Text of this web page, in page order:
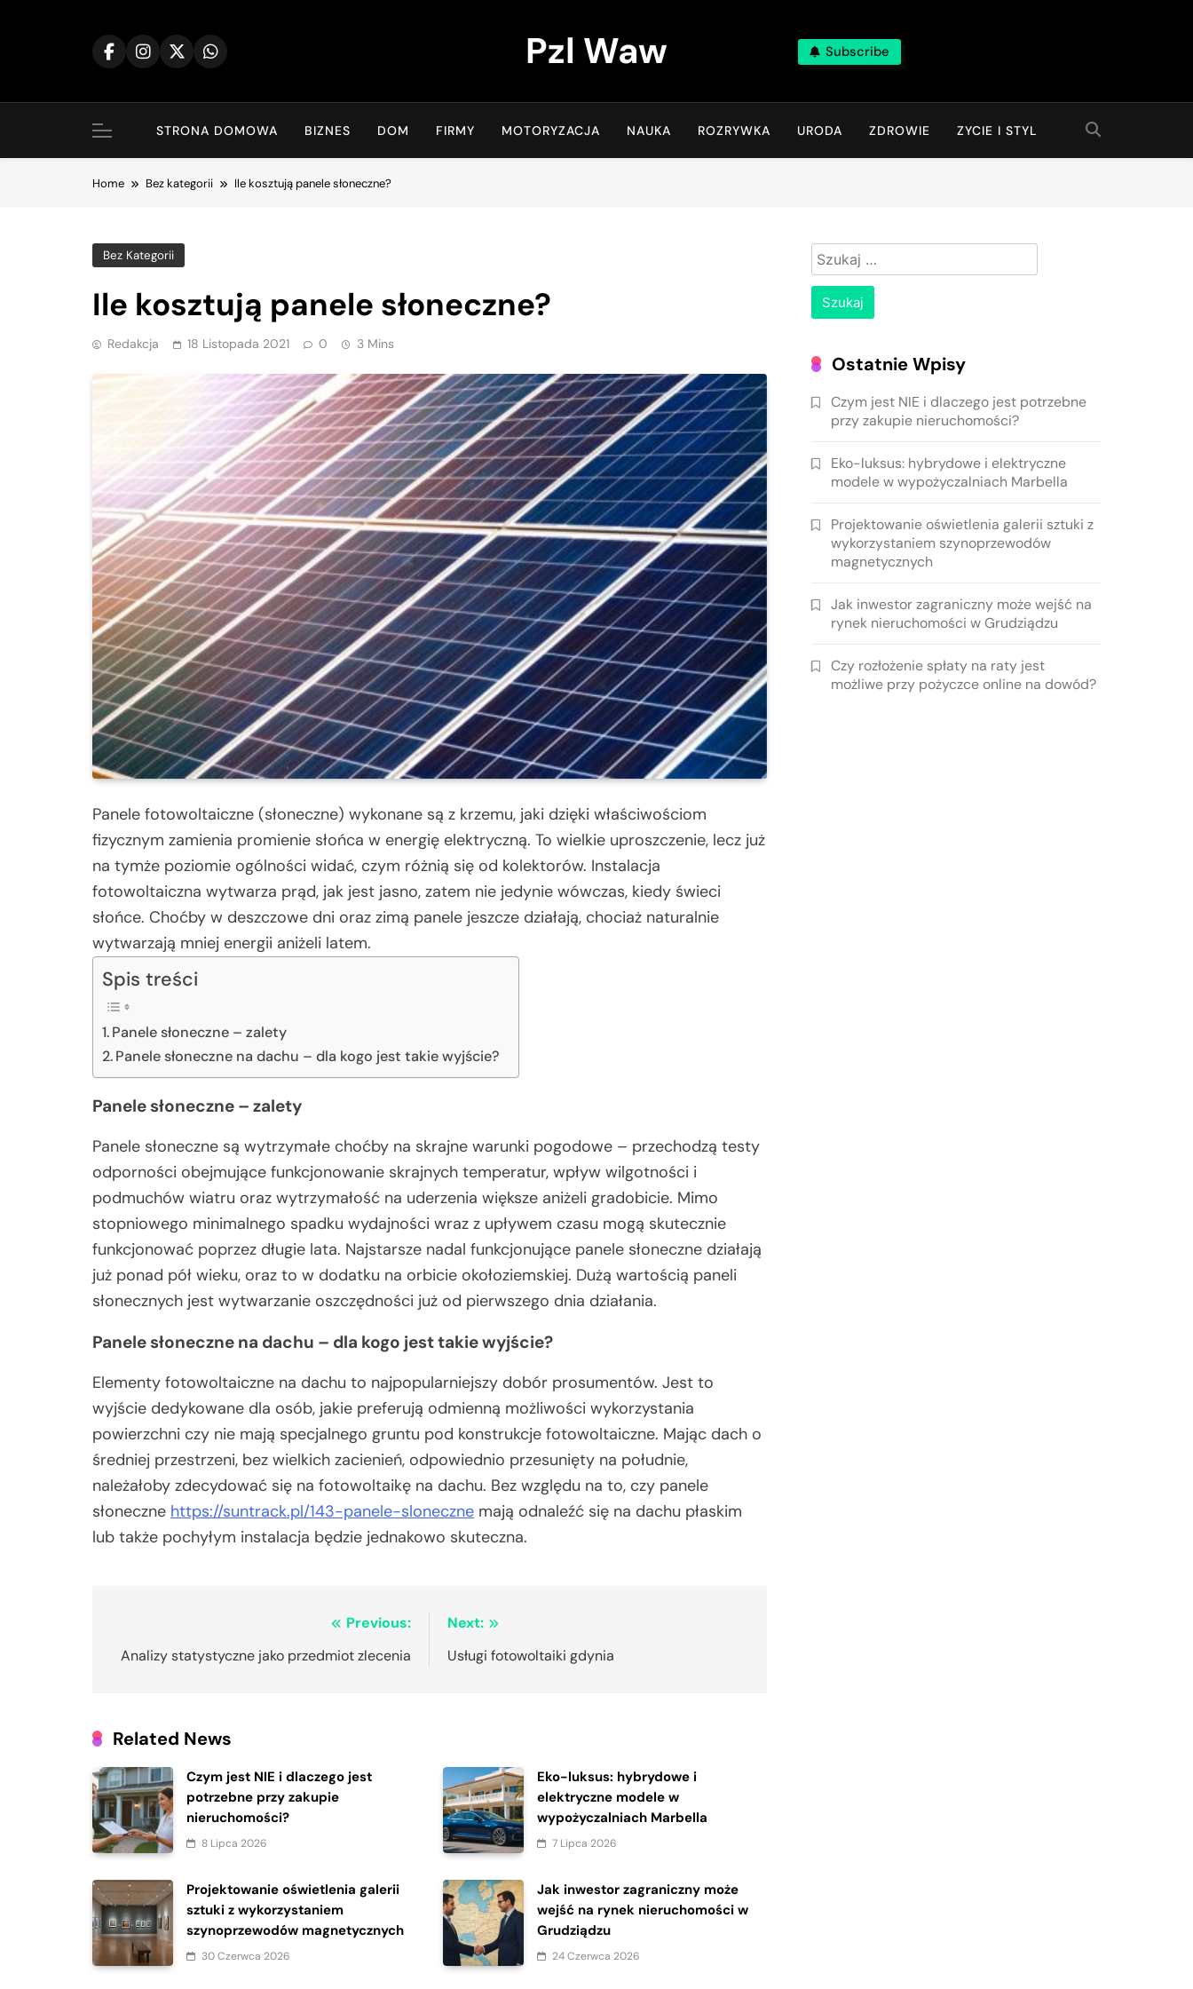
Pzl Waw Subscribe
STRONA DOMOWA BIZNES DOM FIRMY MOTORYZACJA NAUKA ROZRYWKA URODA ZDROWIE ZYCIE I STYL
Home Bez kategorii Ile kosztują panele słoneczne?
Bez Kategorii
Ile kosztują panele słoneczne?
Redakcja 18 Listopada 2021 0 3 Mins
Panele fotowoltaiczne (słoneczne) wykonane są z krzemu, jaki dzięki właściwościom
fizycznym zamienia promienie słońca w energię elektryczną. To wielkie uproszczenie, lecz już
na tymże poziomie ogólności widać, czym różnią się od kolektorów. Instalacja
fotowoltaiczna wytwarza prąd, jak jest jasno, zatem nie jedynie wówczas, kiedy świeci
słońce. Choćby w deszczowe dni oraz zimą panele jeszcze działają, chociaż naturalnie
wytwarzają mniej energii aniżeli latem.
Spis treści
Panele słoneczne – zalety
Panele słoneczne na dachu – dla kogo jest takie wyjście?
Panele słoneczne – zalety
Panele słoneczne są wytrzymałe choćby na skrajne warunki pogodowe – przechodzą testy
odporności obejmujące funkcjonowanie skrajnych temperatur, wpływ wilgotności i
podmuchów wiatru oraz wytrzymałość na uderzenia większe aniżeli gradobicie. Mimo
stopniowego minimalnego spadku wydajności wraz z upływem czasu mogą skutecznie
funkcjonować poprzez długie lata. Najstarsze nadal funkcjonujące panele słoneczne działają
już ponad pół wieku, oraz to w dodatku na orbicie okołoziemskiej. Dużą wartością paneli
słonecznych jest wytwarzanie oszczędności już od pierwszego dnia działania.
Panele słoneczne na dachu – dla kogo jest takie wyjście?
Elementy fotowoltaiczne na dachu to najpopularniejszy dobór prosumentów. Jest to
wyjście dedykowane dla osób, jakie preferują odmienną możliwości wykorzystania
powierzchni czy nie mają specjalnego gruntu pod konstrukcje fotowoltaiczne. Mając dach o
średniej przestrzeni, bez wielkich zacienień, odpowiednio przesunięty na południe,
należałoby zdecydować się na fotowoltaikę na dachu. Bez względu na to, czy panele
słoneczne https://suntrack.pl/143-panele-sloneczne mają odnaleźć się na dachu płaskim
lub także pochyłym instalacja będzie jednakowo skuteczna.
wpisu
Previous:
Analizy statystyczne jako przedmiot zlecenia
Next:
Usługi fotowoltaiki gdynia
Related News
Czym jest NIE i dlaczego jest
potrzebne przy zakupie
nieruchomości?
8 Lipca 2026
Eko-luksus: hybrydowe i
elektryczne modele w
wypożyczalniach Marbella
7 Lipca 2026
Projektowanie oświetlenia galerii
sztuki z wykorzystaniem
szynoprzewodów magnetycznych
30 Czerwca 2026
Jak inwestor zagraniczny może
wejść na rynek nieruchomości w
Grudziądzu
24 Czerwca 2026
Szukaj:
Ostatnie Wpisy
Czym jest NIE i dlaczego jest potrzebne
przy zakupie nieruchomości?
Eko-luksus: hybrydowe i elektryczne
modele w wypożyczalniach Marbella
Projektowanie oświetlenia galerii sztuki z
wykorzystaniem szynoprzewodów
magnetycznych
Jak inwestor zagraniczny może wejść na
rynek nieruchomości w Grudziądzu
Czy rozłożenie spłaty na raty jest
możliwe przy pożyczce online na dowód?